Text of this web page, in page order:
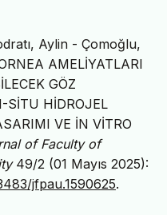
Aylin - Çomoğlu,
AMELİYATLARI
GÖZ
SİTU HİDROJEL
VE İN VİTRO
of Faculty of
49/2 (01 Mayıs 2025):
jfpau.1590625.